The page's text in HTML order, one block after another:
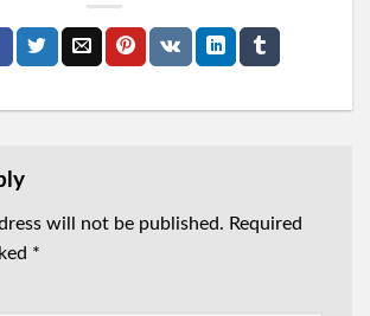
will not be published. Required
*